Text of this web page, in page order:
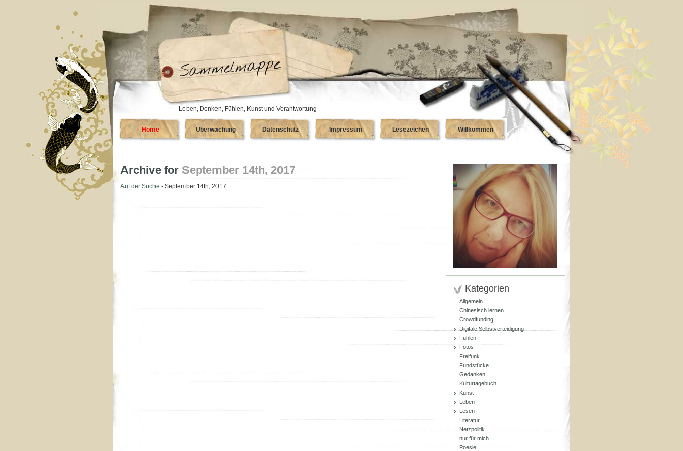
Leben, Denken, Fühlen, Kunst und Verantwortung
Home Überwachung Datenschutz Impressum Lesezeichen Willkommen
Archive for September 14th, 2017
Auf der Suche - September 14th, 2017
Kategorien
Allgemein
Chinesisch lernen
Crowdfunding
Digitale Selbstverteidigung
Fühlen
Fotos
Freifunk
Fundstücke
Gedanken
Kulturtagebuch
Kunst
Leben
Lesen
Literatur
Netzpolitik
nur für mich
Poesie